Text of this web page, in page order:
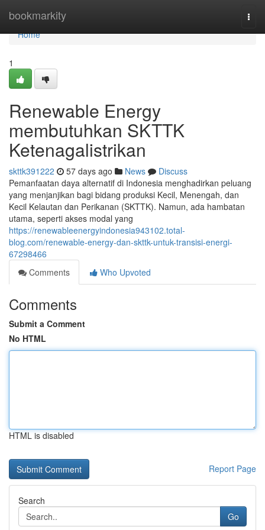
bookmarkity
Home
Home
1
Renewable Energy
membutuhkan SKTTK
Ketenagalistrikan
skttk391222 57 days ago News
Discuss
Pemanfaatan daya alternatif di Indonesia menghadirkan peluang
yang menjanjikan bagi bidang produksi Kecil, Menengah, dan
Kecil Kelautan dan Perikanan (SKTTK). Namun, ada hambatan
utama, seperti akses modal yang
https://renewableenergyindonesia943102.total-
blog.com/renewable-energy-dan-skttk-untuk-transisi-energi-
67298466
Comments
Who Upvoted
Comments
Submit a Comment
No HTML
HTML is disabled
Report Page
Search
Go